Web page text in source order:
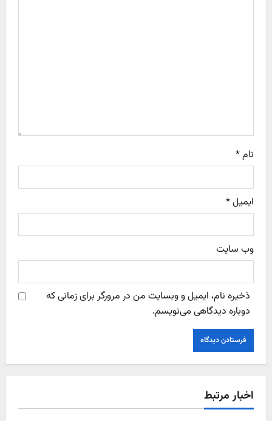
n
نام*
ایمیل*
وب‌ سایت
ذخیره نام، ایمیل و وبسایت من در مرورگر برای زمانی که
دوباره دیدگاهی می‌نویسم.
اخبار مرتبط